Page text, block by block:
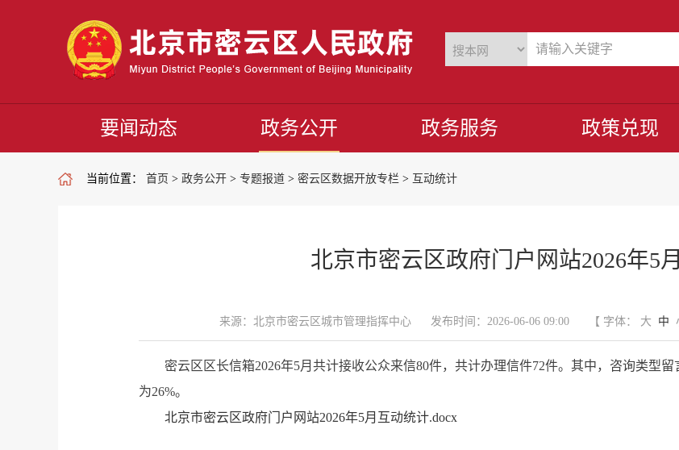
要闻动态 政务公开 政务服务 政策兑现
当前位置： 首页 > 政务公开 > 专题报道 > 密云区数据开放专栏 > 互动统计
北京市密云区政府门户网站2026年5
来源：北京市密云区城市管理指挥中心 发布时间：2026-06-06 09:00 【 字体： 大 中
密云区区长信箱2026年5月共计接收公众来信80件，共计办理信件72件。其中，咨询类型
为26%。
北京市密云区政府门户网站2026年5月互动统计.docx